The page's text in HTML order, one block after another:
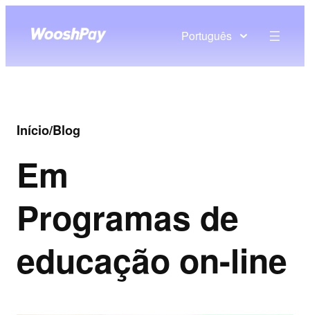
Português
Início/Blog
Em
Programas de
educação on-line